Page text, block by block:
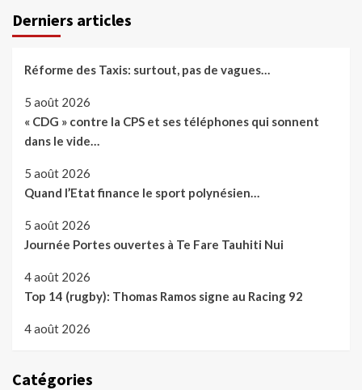
Derniers articles
Réforme des Taxis: surtout, pas de vagues…
5 août 2026
« CDG » contre la CPS et ses téléphones qui sonnent
dans le vide…
5 août 2026
Quand l’Etat finance le sport polynésien…
5 août 2026
Journée Portes ouvertes à Te Fare Tauhiti Nui
4 août 2026
Top 14 (rugby): Thomas Ramos signe au Racing 92
4 août 2026
Catégories